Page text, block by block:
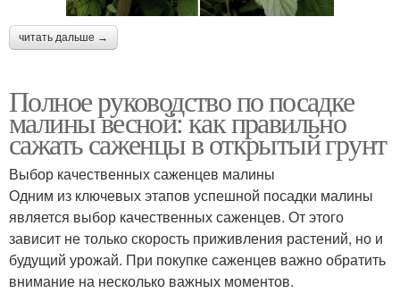
читать дальше →
Полное руководство по посадке
малины весной: как правильно
сажать саженцы в открытый грунт
Выбор качественных саженцев малины
Одним из ключевых этапов успешной посадки малины
является выбор качественных саженцев. От этого
зависит не только скорость приживления растений, но и
будущий урожай. При покупке саженцев важно обратить
внимание на несколько важных моментов.